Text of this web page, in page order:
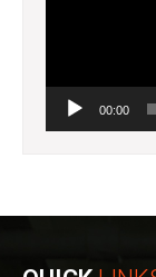
00:00